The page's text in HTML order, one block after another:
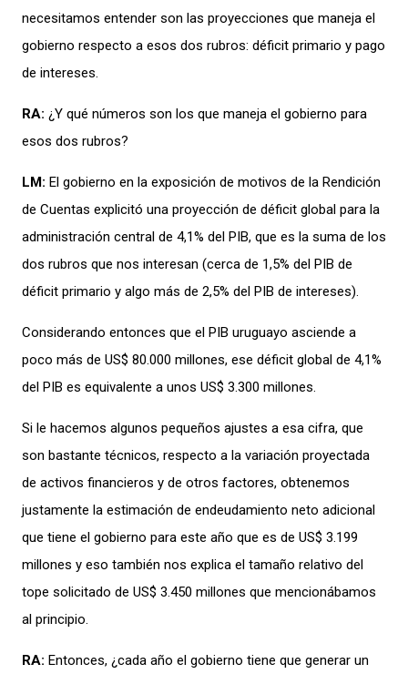
necesitamos entender son las proyecciones que maneja el
gobierno respecto a esos dos rubros: déficit primario y pago
de intereses.
RA: ¿Y qué números son los que maneja el gobierno para
esos dos rubros?
LM: El gobierno en la exposición de motivos de la Rendición
de Cuentas explicitó una proyección de déficit global para la
administración central de 4,1% del PIB, que es la suma de los
dos rubros que nos interesan (cerca de 1,5% del PIB de
déficit primario y algo más de 2,5% del PIB de intereses).
Considerando entonces que el PIB uruguayo asciende a
poco más de US$ 80.000 millones, ese déficit global de 4,1%
del PIB es equivalente a unos US$ 3.300 millones.
Si le hacemos algunos pequeños ajustes a esa cifra, que
son bastante técnicos, respecto a la variación proyectada
de activos financieros y de otros factores, obtenemos
justamente la estimación de endeudamiento neto adicional
que tiene el gobierno para este año que es de US$ 3.199
millones y eso también nos explica el tamaño relativo del
tope solicitado de US$ 3.450 millones que mencionábamos
al principio.
RA: Entonces, ¿cada año el gobierno tiene que generar un